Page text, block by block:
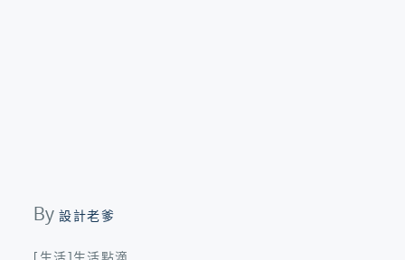
By設計老爹
[生活]生活點滴